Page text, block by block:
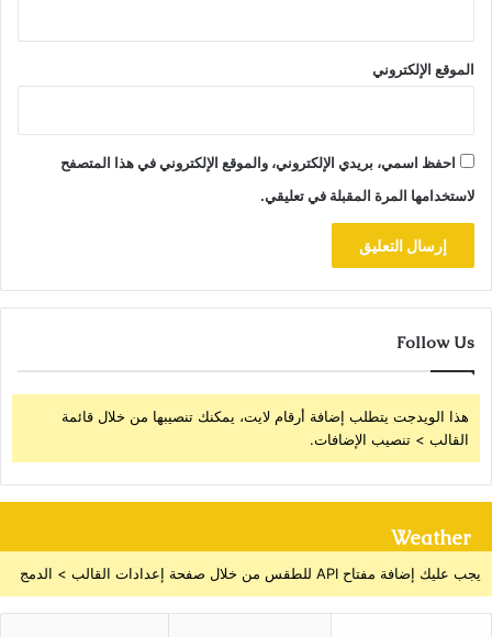
الموقع الإلكتروني
احفظ اسمي، بريدي الإلكتروني، والموقع الإلكتروني في هذا المتصفح
لاستخدامها المرة المقبلة في تعليقي.
Follow Us
هذا الويدجت يتطلب إضافة أرقام لايت، يمكنك تنصيبها من خلال قائمة
القالب > تنصيب الإضافات.
Weather
يجب عليك إضافة مفتاح API للطقس من خلال صفحة إعدادات القالب > الدمج